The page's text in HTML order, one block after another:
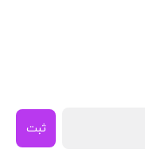
ثبت